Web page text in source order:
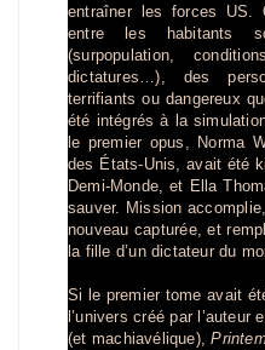
entraîner les forces US.
entre les habitants
(surpopulation,
dictatures…), des
terrifiants ou dangereux
été intégrés à la
le premier opus, Norma
des États-Unis, avait été
Demi-Monde, et Ella
sauver. Mission
nouveau capturée, et
la fille d’un dictateur du
Si le premier tome avait
l’univers créé par
(et machiavélique),